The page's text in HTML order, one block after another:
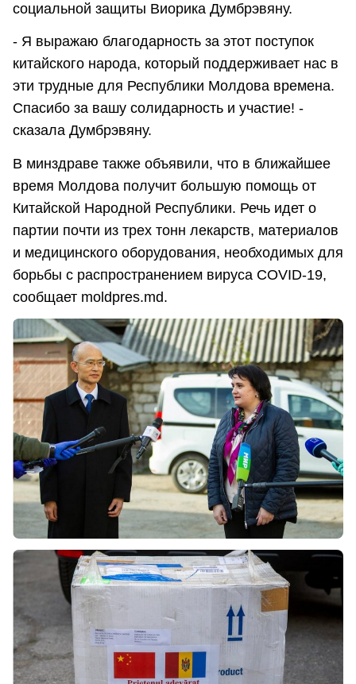
социальной защиты Виорика Думбрэвяну.
- Я выражаю благодарность за этот поступок
китайского народа, который поддерживает нас в
эти трудные для Республики Молдова времена.
Спасибо за вашу солидарность и участие! -
сказала Думбрэвяну.
В минздраве также объявили, что в ближайшее
время Молдова получит большую помощь от
Китайской Народной Республики. Речь идет о
партии почти из трех тонн лекарств, материалов
и медицинского оборудования, необходимых для
борьбы с распространением вируса COVID-19,
сообщает moldpres.md.